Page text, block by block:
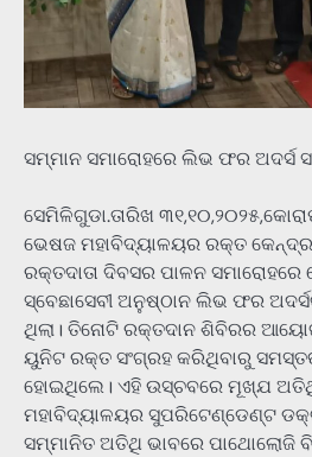
ସମ୍ମାନ ସମାରୋହରେ ଲିଭ ଫର ଅଦର୍ସ
ସେମିଳିଗୁଡା.ତାରିଖ
ଭେଷଜ ମହାବିଦ୍ୟାଳୟର ରକ୍ତ
ରକ୍ତଦାତା ଦିବସର ପାଳନ
ସ୍ବେଛାସେବୀ ଅନୁଷ୍ଠାନ ଲିଭ ଫର
ଥିଲା। ତିନୋଟି ରକ୍ତଦାନ ଶିବିରର
ୟୁନିଟ ରକ୍ତ ସଂଗ୍ରହ କରିଥିବାରୁ
ହୋଇଥିଲେ। ଏହି ଉସ୍ଚବରେ ମୂଖ୍ଯ
ମହାବିଦ୍ୟାଳୟର ସୁପରିଟେଣ୍ଡେଣ୍ଟ
ସମ୍ମାନିତ ଅତିଥି ଭାବରେ ପାଥୋଲୋଜି